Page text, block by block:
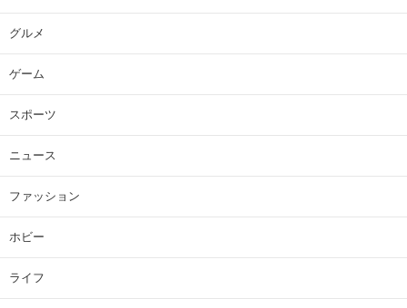
グルメ
ゲーム
スポーツ
ニュース
ファッション
ホビー
ライフ